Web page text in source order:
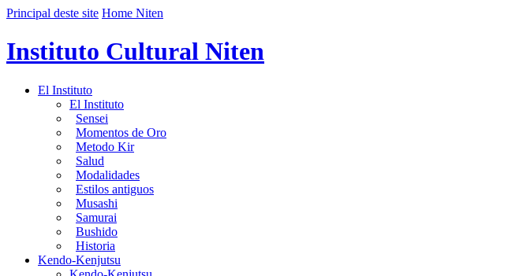
Principal deste site Home Niten
Instituto Cultural Niten
El Instituto
El Instituto
Sensei
Momentos de Oro
Metodo Kir
Salud
Modalidades
Estilos antiguos
Musashi
Samurai
Bushido
Historia
Kendo-Kenjutsu